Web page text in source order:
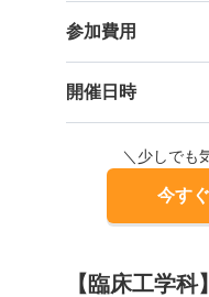
参加費用
開催日時
＼少しでも
今す
【臨床工学